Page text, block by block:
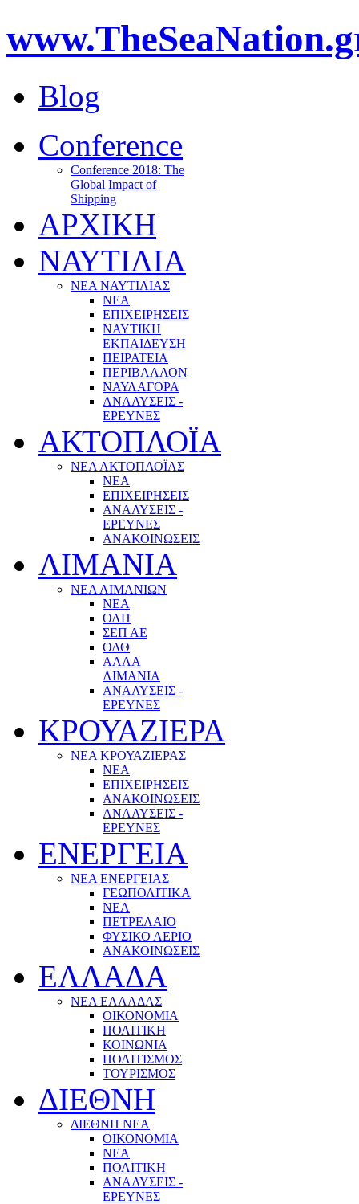
Blog
Conference
Conference 2018: The
Global Impact of
Shipping
ΑΡΧΙΚΗ
ΝΑΥΤΙΛΙΑ
ΝΕΑ ΝΑΥΤΙΛΙΑΣ
ΝΕΑ
ΕΠΙΧΕΙΡΗΣΕΙΣ
ΝΑΥΤΙΚΗ
ΕΚΠΑΙΔΕΥΣΗ
ΠΕΙΡΑΤΕΙΑ
ΠΕΡΙΒΑΛΛΟΝ
ΝΑΥΛΑΓΟΡΑ
ΑΝΑΛΥΣΕΙΣ -
ΕΡΕΥΝΕΣ
ΑΚΤΟΠΛΟΪΑ
ΝΕΑ ΑΚΤΟΠΛΟΪΑΣ
ΝΕΑ
ΕΠΙΧΕΙΡΗΣΕΙΣ
ΑΝΑΛΥΣΕΙΣ -
ΕΡΕΥΝΕΣ
ΑΝΑΚΟΙΝΩΣΕΙΣ
ΛΙΜΑΝΙΑ
ΝΕΑ ΛΙΜΑΝΙΩΝ
ΝΕΑ
ΟΛΠ
ΣΕΠ ΑΕ
ΟΛΘ
ΑΛΛΑ
ΛΙΜΑΝΙΑ
ΑΝΑΛΥΣΕΙΣ -
ΕΡΕΥΝΕΣ
ΚΡΟΥΑΖΙΕΡΑ
ΝΕΑ ΚΡΟΥΑΖΙΕΡΑΣ
NEA
ΕΠΙΧΕΙΡΗΣΕΙΣ
ΑΝΑΚΟΙΝΩΣΕΙΣ
ΑΝΑΛΥΣΕΙΣ -
ΕΡΕΥΝΕΣ
ΕΝΕΡΓΕΙΑ
ΝΕΑ ΕΝΕΡΓΕΙΑΣ
ΓΕΩΠΟΛΙΤΙΚΑ
ΝΕΑ
ΠΕΤΡΕΛΑΙΟ
ΦΥΣΙΚΟ ΑΕΡΙΟ
ΑΝΑΚΟΙΝΩΣΕΙΣ
ΕΛΛΑΔΑ
ΝΕΑ ΕΛΛΑΔΑΣ
ΟΙΚΟΝΟΜΙΑ
ΠΟΛΙΤΙΚΗ
ΚΟΙΝΩΝΙΑ
ΠΟΛΙΤΙΣΜΟΣ
ΤΟΥΡΙΣΜΟΣ
ΔΙΕΘΝΗ
ΔΙΕΘΝΗ ΝΕΑ
ΟΙΚΟΝΟΜΙΑ
ΝΕΑ
ΠΟΛΙΤΙΚΗ
ΑΝΑΛΥΣΕΙΣ -
ΕΡΕΥΝΕΣ